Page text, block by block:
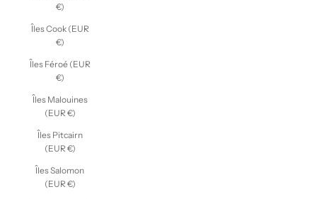
€)
Îles Cook (EUR
€)
Îles Féroé (EUR
€)
Îles Malouines
(EUR €)
Îles Pitcairn
(EUR €)
Îles Salomon
(EUR €)